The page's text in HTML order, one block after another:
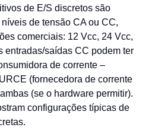
de E/S discretos são
de tensão CA ou CC,
comerciais: 12 Vcc, 24 Vcc,
entradas/saídas CC podem ter
de corrente –
(fornecedora de corrente
(se o hardware permitir).
configurações típicas de